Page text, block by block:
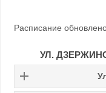
Расписание
УЛ.